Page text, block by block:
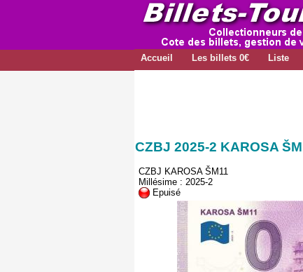
Accueil Les billets 0€ Liste
CZBJ 2025-2 KAROSA
CZBJ KAROSA ŠM11
Millésime : 2025-2
Epuisé